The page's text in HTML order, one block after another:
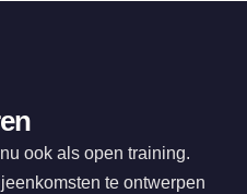
ook als open training.
te ontwerpen